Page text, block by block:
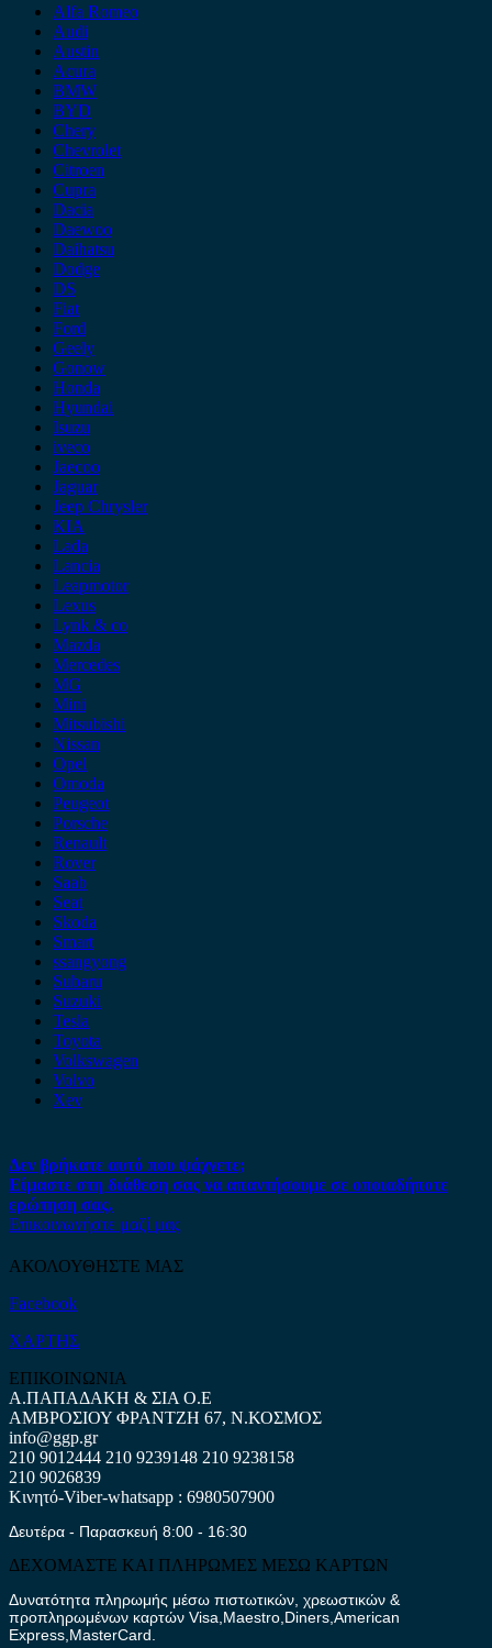
Alfa Romeo
Audi
Austin
Acura
BMW
BYD
Chery
Chevrolet
Citroen
Cupra
Dacia
Daewoo
Daihatsu
Dodge
DS
Fiat
Ford
Geely
Gonow
Honda
Hyundai
Isuzu
iveco
Jaecoo
Jaguar
Jeep Chrysler
KIA
Lada
Lancia
Leapmotor
Lexus
Lynk & co
Mazda
Mercedes
MG
Mini
Mitsubishi
Nissan
Opel
Omoda
Peugeot
Porsche
Renault
Rover
Saab
Seat
Skoda
Smart
ssangyong
Subaru
Suzuki
Tesla
Toyota
Volkswagen
Volvo
Xev
Δεν βρήκατε αυτό που ψάχνετε;
Είμαστε στη διάθεση σας να απαντήσουμε σε οποιαδήποτε
ερώτηση σας.
Επικοινωνήστε μαζί μας
ΑΚΟΛΟΥΘΗΣΤΕ ΜΑΣ
Facebook
ΧΑΡΤΗΣ
ΕΠΙΚΟΙΝΩΝΙΑ
Α.ΠΑΠΑΔΑΚΗ & ΣΙΑ Ο.Ε
ΑΜΒΡΟΣΙΟΥ ΦΡΑΝΤΖΗ 67, Ν.ΚΟΣΜΟΣ
info@ggp.gr
210 9012444 210 9239148 210 9238158
210 9026839
Κινητό-Viber-whatsapp : 6980507900
Δευτέρα - Παρασκευή 8:00 - 16:30
ΔΕΧΟΜΑΣΤΕ ΚΑΙ ΠΛΗΡΩΜΕΣ ΜΕΣΩ ΚΑΡΤΩΝ
Δυνατότητα πληρωμής μέσω πιστωτικών, χρεωστικών &
προπληρωμένων καρτών Visa,Maestro,Diners,American
Express,MasterCard.